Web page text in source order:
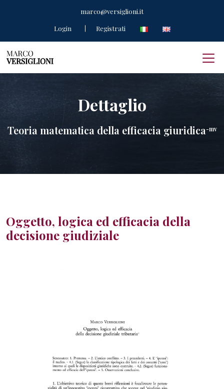
marco@versiglioni.it
Login
Registrati
Dettaglio
Teoria matematica della efficacia giuridica-mv
Oggetto, logica ed efficacia della
decisione giudiziale